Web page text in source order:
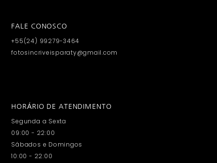
FALE CONOSCO
+55(24) 99279-3464
fotosincriveisparaty@gmail.com
HORÁRIO DE ATENDIMENTO
Segunda a Sexta
09:00 - 22:00
Sábados e Domingos
10:00 - 22:00